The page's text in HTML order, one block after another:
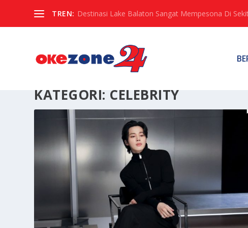
TREN: Destinasi Lake Balaton Sangat Mempesona Di
KATEGORI: CELEBRITY